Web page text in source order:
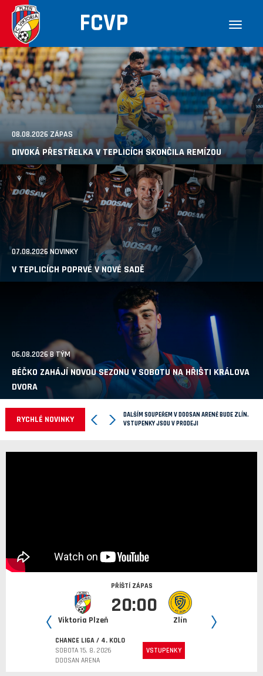
FCVP
08.08.2026 ZÁPAS
DIVOKÁ PŘESTŘELKA V TEPLICÍCH SKONČILA REMÍZOU
07.08.2026 NOVINKY
V TEPLICÍCH POPRVÉ V NOVÉ SADĚ
06.08.2026 B TÝM
BÉČKO ZAHÁJÍ NOVOU SEZONU V SOBOTU NA HŘIŠTI KRÁLOVA
DVORA
RYCHLÉ NOVINKY
DALŠÍM SOUPEŘEM V DOOSAN ARENĚ BUDE ZLÍN.
VSTUPENKY JSOU V PRODEJI
PŘÍŠTÍ ZÁPAS
Viktoria Plzeň
20:00
Zlín
CHANCE LIGA / 4. KOLO
SOBOTA 15. 8. 2026
DOOSAN ARENA
VSTUPENKY